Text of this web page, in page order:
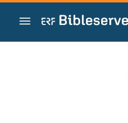
Přejít na obsah